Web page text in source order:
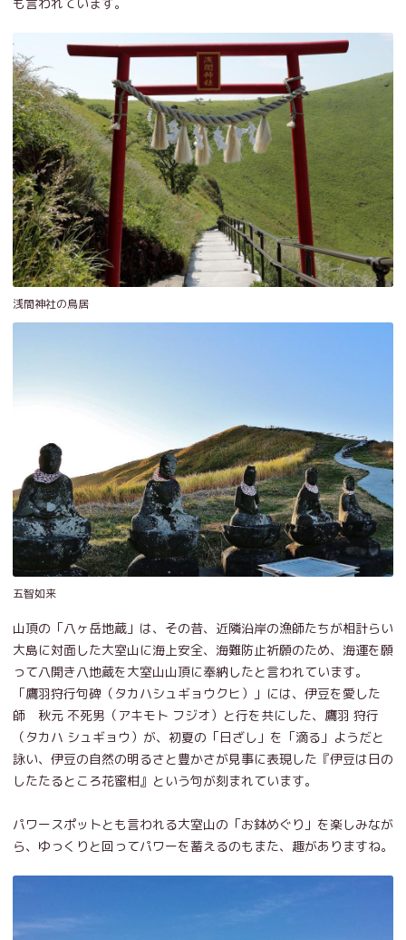
も言われています。
浅間神社の鳥居
五智如来
山頂の「八ヶ岳地蔵」は、その昔、近隣沿岸の漁師たちが相計らい
大島に対面した大室山に海上安全、海難防止祈願のため、海運を願
って八開き八地蔵を大室山山頂に奉納したと言われています。
「鷹羽狩行句碑（タカハシュギョウクヒ）」には、伊豆を愛した
師 秋元 不死男（アキモト フジオ）と行を共にした、鷹羽 狩行
（タカハ シュギョウ）が、初夏の「日ざし」を「滴る」ようだと
詠い、伊豆の自然の明るさと豊かさが見事に表現した『伊豆は日の
したたるところ花蜜柑』という句が刻まれています。
パワースポットとも言われる大室山の「お鉢めぐり」を楽しみなが
ら、ゆっくりと回ってパワーを蓄えるのもまた、趣がありますね。